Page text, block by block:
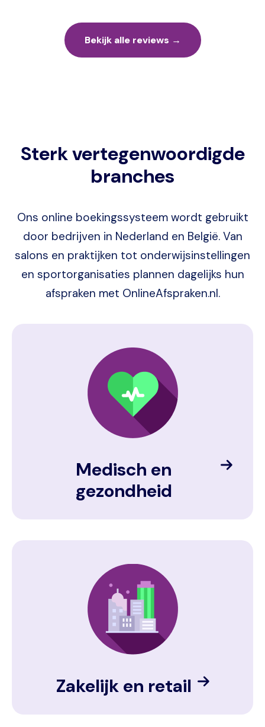
Bekijk alle reviews →
Sterk vertegenwoordigde
branches
Ons online boekingssysteem wordt gebruikt
door bedrijven in Nederland en België. Van
salons en praktijken tot onderwijsinstellingen
en sportorganisaties plannen dagelijks hun
afspraken met OnlineAfspraken.nl.
Image
Medisch en
gezondheid
Image
Zakelijk en retail